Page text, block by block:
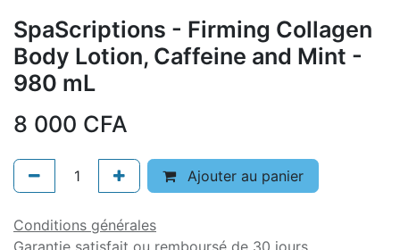
SpaScriptions - Firming Collagen
Body Lotion, Caffeine and Mint -
980 mL
8 000 CFA
Ajouter au panier
Conditions générales
Garantie satisfait ou remboursé de 30 jours